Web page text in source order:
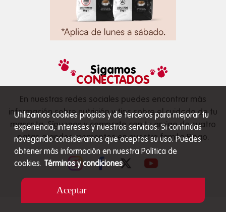
Utilizamos cookies propias y de terceros para mejorar tu
experiencia, intereses y nuestros servicios. Si continúas
navegando consideramos que aceptas su uso. Puedes
obtener más información en nuestra Política de
cookies. Términos y condiciones
Aceptar
Sigamos
CONECTADOS
En nuestras redes sociales puedes encontrar más
información sobre nutrición y tips sobre el cuidado de tu
mascota. Síguenos y comparte con tu amigo de cuatro
patas grandes momentos en nuestra familia Ringo.